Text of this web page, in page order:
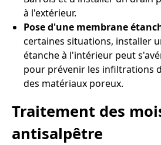
à l'extérieur.
Pose d'une membrane
certaines situations, installer
étanche à l'intérieur peut
pour prévenir les infiltrations
des matériaux poreux.
Traitement des
antisalpêtre